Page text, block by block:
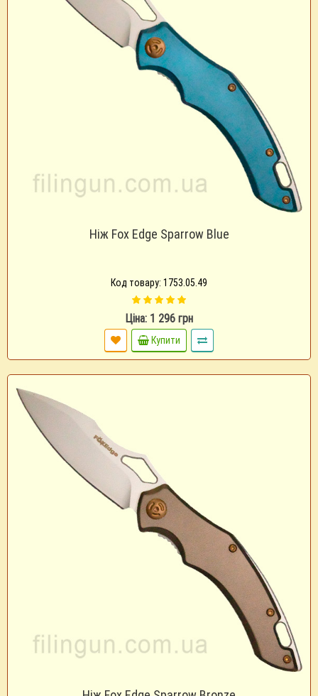
Ніж Fox Edge Sparrow Blue
Код товару: 1753.05.49
Ціна: 1 296 грн
Купити